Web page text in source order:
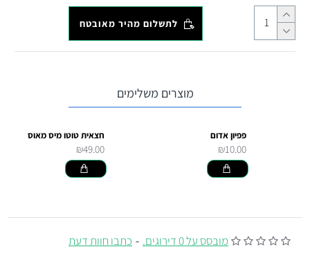
מובסס על 0 דירוגים. - כתבו חוות דעת
לתשלום מהיר מאובטח
מוצרים משלימים
פפיון אדום
₪10.00
חצאית טוטו מיס מאוס
₪49.00